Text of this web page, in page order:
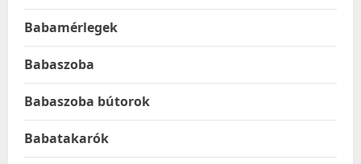
Babamérlegek
Babaszoba
Babaszoba bútorok
Babatakarók